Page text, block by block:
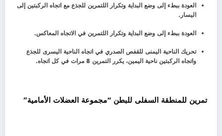
العودة ببطء إلى وضع البداية وتكرار اللتمرين للجذع مع اتجاه الركبتين إلى
اليسار.
العودة ببطء إلى وضع البداية وتكرار اللتمرين في الاتجاه المعاكس.
تحريك الناحية اليمنى للقفص الصدري في اتجاه الناحية اليسرى للجذع
واتجاه الركبتين ناحية اليمين، يكرر التمرين 8 مرات في كل اتجاه.
تمرين للمنطقة السفلى للبطن “مجموعة العضلات الأمامية”